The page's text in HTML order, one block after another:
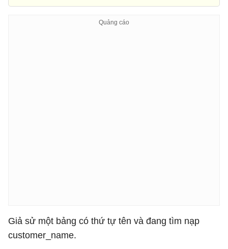
Giả sử một bảng có thứ tự tên và đang tìm nạp
customer_name.